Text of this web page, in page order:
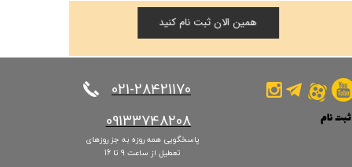
​​​​​​​021-28421170
​​​​​​​09133748208
پاسخگویی همه روزه به جز روزهای
تعطیل از ساعت 9 تا 16
ثبت نام
من
همین الان ثبت نام کنید